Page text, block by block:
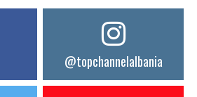
@topchannelalbania